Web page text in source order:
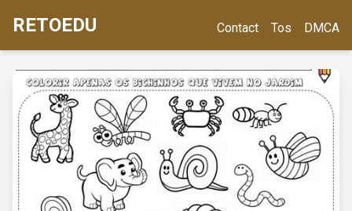
RETOEDU Contact Tos DMCA